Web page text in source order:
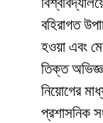
বহিরাগত
হওয়া এবং
তিক্ত
নিয়োগের
প্রশাসনিক